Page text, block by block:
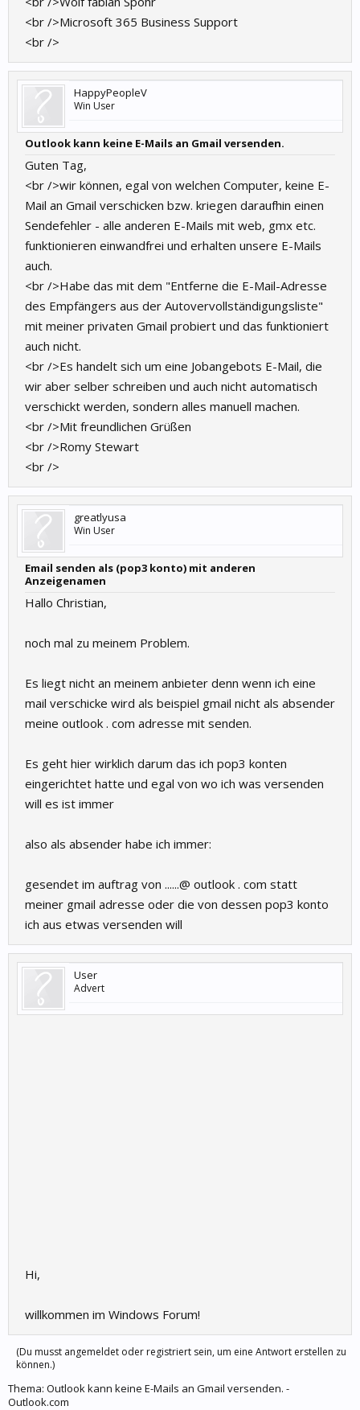
<br />Microsoft 365 Business Support
<br />
HappyPeopleV
Win User
Outlook kann keine E-Mails an Gmail versenden.
Guten Tag,
<br />wir können, egal von welchen Computer, keine E-
Mail an Gmail verschicken bzw. kriegen daraufhin einen
Sendefehler - alle anderen E-Mails mit web, gmx etc.
funktionieren einwandfrei und erhalten unsere E-Mails
auch.
<br />Habe das mit dem "Entferne die E-Mail-Adresse
des Empfängers aus der Autovervollständigungsliste"
mit meiner privaten Gmail probiert und das funktioniert
auch nicht.
<br />Es handelt sich um eine Jobangebots E-Mail, die
wir aber selber schreiben und auch nicht automatisch
verschickt werden, sondern alles manuell machen.
<br />Mit freundlichen Grüßen
<br />Romy Stewart
<br />
greatlyusa
Win User
Email senden als (pop3 konto) mit anderen
Anzeigenamen
Hallo Christian,
noch mal zu meinem Problem.
Es liegt nicht an meinem anbieter denn wenn ich eine
mail verschicke wird als beispiel gmail nicht als absender
meine outlook . com adresse mit senden.
Es geht hier wirklich darum das ich pop3 konten
eingerichtet hatte und egal von wo ich was versenden
will es ist immer
also als absender habe ich immer:
gesendet im auftrag von ......@ outlook . com statt
meiner gmail adresse oder die von dessen pop3 konto
ich aus etwas versenden will
User
Advert
Hi,
willkommen im Windows Forum!
(Du musst angemeldet oder registriert sein, um eine Antwort erstellen zu
können.)
Thema: Outlook kann keine E-Mails an Gmail versenden. -
Outlook.com